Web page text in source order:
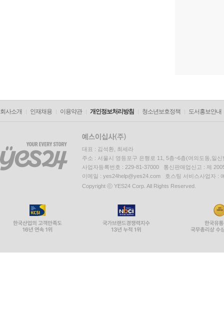
회사소개 인재채용 이용약관 개인정보처리방침 청소년보호정책 도서홍보안내
대표 : 김석환, 최세라
주소 : 서울시 영등포구 은행로 11, 5층~6층(여의도동,일신
사업자등록번호 : 229-81-37000 통신판매업신고 : 제
이메일 : yes24help@yes24.com 호스팅 서비스사업자 :
Copyright ⓒ YES24 Corp. All Rights Reserved.